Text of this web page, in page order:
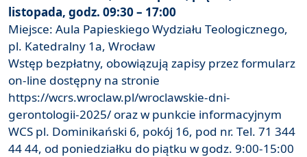
listopada, godz. 09:30 – 17:00
Miejsce: Aula Papieskiego Wydziału Teologicznego,
pl. Katedralny 1a, Wrocław
Wstęp bezpłatny, obowiązują zapisy przez formularz
on-line dostępny na stronie
https://wcrs.wroclaw.pl/wroclawskie-dni-
gerontologii-2025/ oraz w punkcie informacyjnym
WCS pl. Dominikański 6, pokój 16, pod nr. Tel. 71 344
44 44, od poniedziałku do piątku w godz. 9:00-15:00